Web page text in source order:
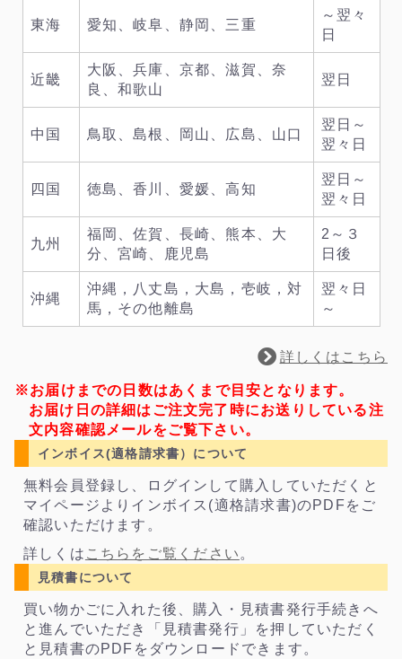
東海 愛知、岐阜、静岡、三重
～翌々
日
近畿
大阪、兵庫、京都、滋賀、奈
良、和歌山
翌日
中国 鳥取、島根、岡山、広島、山口
翌日～
翌々日
四国 徳島、香川、愛媛、高知
翌日～
翌々日
九州
福岡、佐賀、長崎、熊本、大
分、宮崎、鹿児島
2～３
日後
沖縄
沖縄，八丈島，大島，壱岐，対
馬，その他離島
翌々日
～
詳しくはこちら
※お届けまでの日数はあくまで目安となります。
お届け日の詳細はご注文完了時にお送りしている注
文内容確認メールをご覧下さい。
インボイス(適格請求書）について
無料会員登録し、ログインして購入していただくと
マイページよりインボイス(適格請求書)のPDFをご
確認いただけます。
詳しくは こちらをご覧ください 。
見積書について
買い物かごに入れた後、購入・見積書発行手続きへ
と進んでいただき「見積書発行」を押していただく
と見積書のPDFをダウンロードできます。